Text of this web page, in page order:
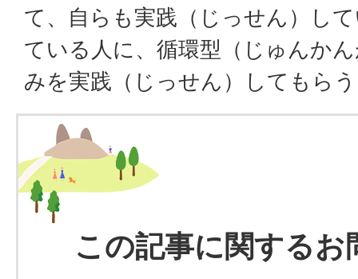
て、自らも実践（じっせん）し
ている人に、循環型（じゅんか
みを実践（じっせん）してもら
この記事に関するお